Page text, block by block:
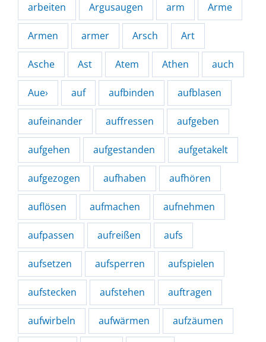
arbeiten Argusaugen arm Arme
Armen armer Arsch Art
Asche Ast Atem Athen auch
Aue› auf aufbinden aufblasen
aufeinander auffressen aufgeben
aufgehen aufgestanden aufgetakelt
aufgezogen aufhaben aufhören
auflösen aufmachen aufnehmen
aufpassen aufreißen aufs
aufsetzen aufsperren aufspielen
aufstecken aufstehen auftragen
aufwirbeln aufwärmen aufzäumen